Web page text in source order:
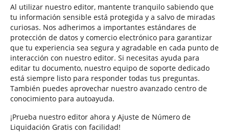
Al utilizar nuestro editor, mantente tranquilo sabiendo que
tu información sensible está protegida y a salvo de miradas
curiosas. Nos adherimos a importantes estándares de
protección de datos y comercio electrónico para garantizar
que tu experiencia sea segura y agradable en cada punto de
interacción con nuestro editor. Si necesitas ayuda para
editar tu documento, nuestro equipo de soporte dedicado
está siempre listo para responder todas tus preguntas.
También puedes aprovechar nuestro avanzado centro de
conocimiento para autoayuda.
¡Prueba nuestro editor ahora y Ajuste de Número de
Liquidación Gratis con facilidad!